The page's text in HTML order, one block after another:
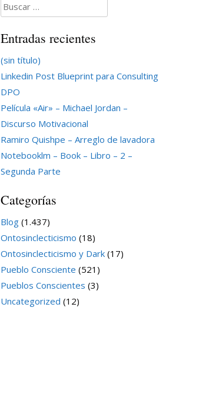
Buscar:
Entradas recientes
(sin título)
Linkedin Post Blueprint para Consulting
DPO
Película «Air» – Michael Jordan –
Discurso Motivacional
Ramiro Quishpe – Arreglo de lavadora
Notebooklm – Book – Libro – 2 –
Segunda Parte
Categorías
Blog(1.437)
Ontosinclecticismo (18)
Ontosinclecticismo y Dark(17)
Pueblo Consciente (521)
Pueblos Conscientes (3)
Uncategorized (12)